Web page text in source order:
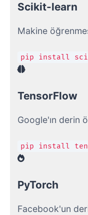
Scikit-learn
Makine
pip install
TensorFlow
Google'ın derin
pip install
PyTorch
Facebook'un